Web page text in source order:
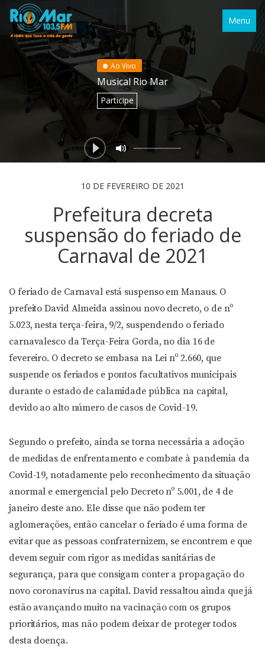
Menu
Ao Vivo
Musical Rio Mar
Participe
10 DE FEVEREIRO DE 2021
Prefeitura decreta
suspensão do feriado de
Carnaval de 2021
O feriado de Carnaval está suspenso em Manaus. O
prefeito David Almeida assinou novo decreto, o de nº
5.023, nesta terça-feira, 9/2, suspendendo o feriado
carnavalesco da Terça-Feira Gorda, no dia 16 de
fevereiro. O decreto se embasa na Lei nº 2.660, que
suspende os feriados e pontos facultativos municipais
durante o estado de calamidade pública na capital,
devido ao alto número de casos de Covid-19.
Segundo o prefeito, ainda se torna necessária a adoção
de medidas de enfrentamento e combate à pandemia da
Covid-19, notadamente pelo reconhecimento da situação
anormal e emergencial pelo Decreto nº 5.001, de 4 de
janeiro deste ano. Ele disse que não podem ter
aglomerações, então cancelar o feriado é uma forma de
evitar que as pessoas confraternizem, se encontrem e que
devem seguir com rigor as medidas sanitárias de
segurança, para que consigam conter a propagação do
novo coronavírus na capital. David ressaltou ainda que já
estão avançando muito na vacinação com os grupos
prioritários, mas não podem deixar de proteger todos
desta doença.